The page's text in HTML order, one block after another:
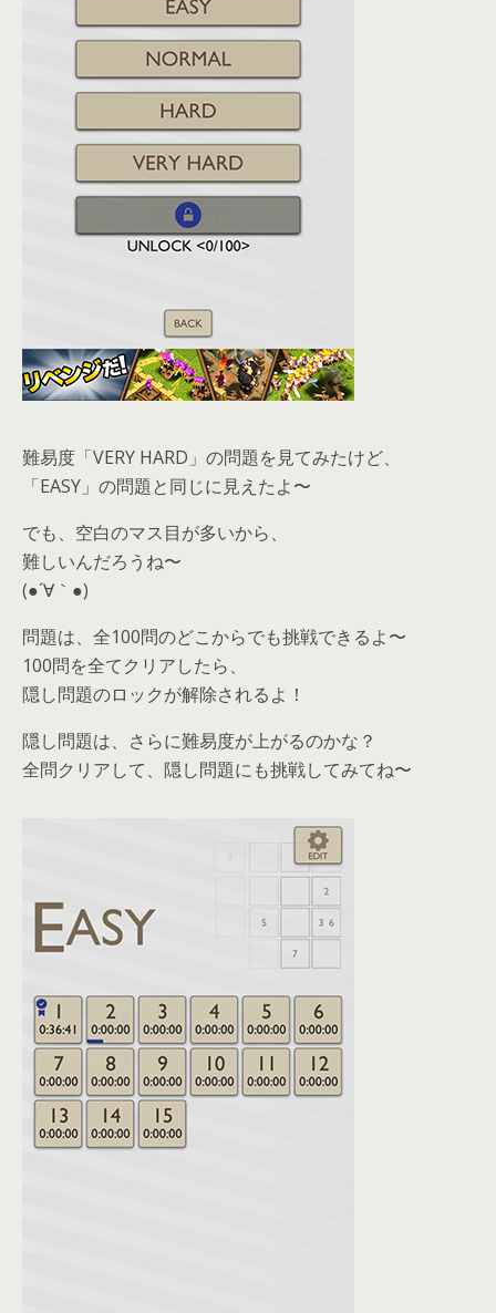
難易度「VERY HARD」の問題を見てみたけど、
「EASY」の問題と同じに見えたよ〜
でも、空白のマス目が多いから、
難しいんだろうね〜
(●´∀｀●)
問題は、全100問のどこからでも挑戦できるよ〜
100問を全てクリアしたら、
隠し問題のロックが解除されるよ！
隠し問題は、さらに難易度が上がるのかな？
全問クリアして、隠し問題にも挑戦してみてね〜